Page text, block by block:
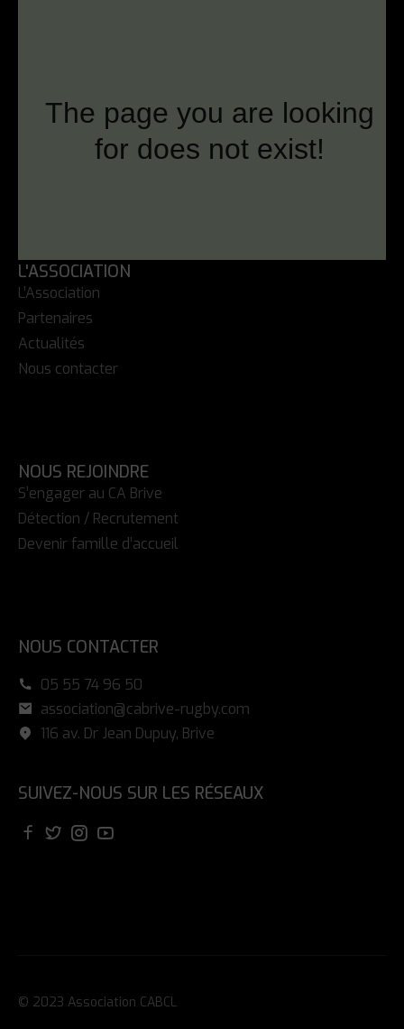
L'ASSOCIATION
L’Association
Partenaires
Actualités
Nous contacter
NOUS REJOINDRE
S’engager au CA Brive
Détection / Recrutement
Devenir famille d’accueil
NOUS CONTACTER
05 55 74 96 50
association@cabrive-rugby.com
116 av. Dr Jean Dupuy, Brive
SUIVEZ-NOUS SUR LES RÉSEAUX
© 2023 Association CABCL